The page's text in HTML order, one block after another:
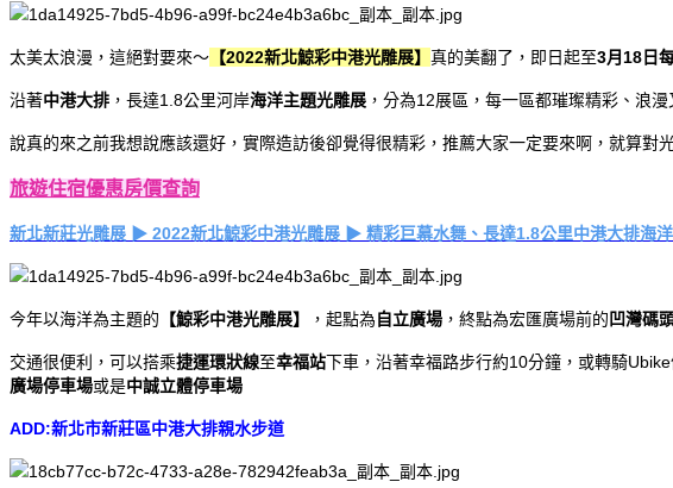
太美太浪漫，這絕對要來～ 【2022新北鯨彩中港光雕展】 真的美翻了，即日起至3月18日
沿著中港大排 ，長達1.8公里河岸海洋主題光雕展 ，分為12展區，每一區都璀璨精彩、浪
說真的來之前我想說應該還好，實際造訪後卻覺得很精彩，推薦大家一定要來啊，就算對
旅遊住宿優惠房價查詢
新北新莊光雕展 ▶ 2022新北鯨彩中港光雕展 ▶ 精彩巨幕水舞、長達1.8公里中港大排海
今年以海洋為主題的 【鯨彩中港光雕展】 ，起點為自立廣場 ，終點為宏匯廣場前的凹灣碼
交通很便利，可以搭乘捷運環狀線至幸福站下車，沿著幸福路步行約10分鐘，或轉騎
廣場停車場或是中誠立體停車場
ADD:新北市新莊區中港大排親水步道